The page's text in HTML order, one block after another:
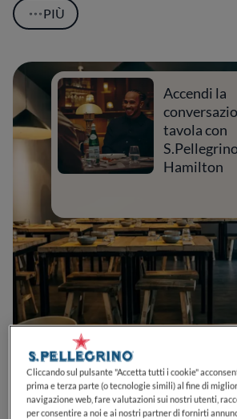
PIÙ
0 0
Accendi la
tavola con
Hamilton
Cliccando sul pulsante "Accetta tutti i cookie"
prima e terza parte (o tecnologie simili) al fine di
navigazione web, fare valutazioni sui nostri utenti,
per consentire a noi e ai nostri partner di fornirti